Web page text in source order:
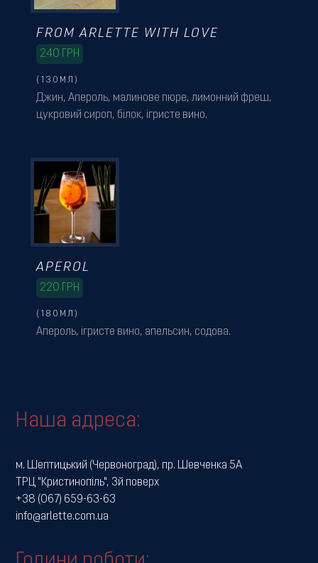
Джин, Апероль, малинове пюре, лимонний фреш,
цукровий сироп, білок, ігристе вино.
(130МЛ)
FROM ARLETTE WITH LOVE
240 ГРН
Апероль, ігристе вино, апельсин, содова.
(180МЛ)
APEROL
220 ГРН
Наша адреса:
м. Шептицький (Червоноград), пр. Шевченка 5А
ТРЦ "Кристинопіль", 3й поверх
+38 (067) 659-63-63
info@arlette.com.ua